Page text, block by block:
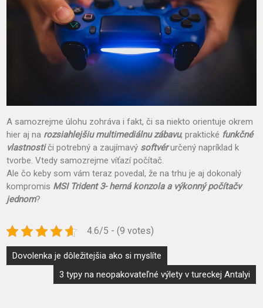
A samozrejme úlohu zohráva i fakt, či sa niekto orientuje okrem
hier aj na rozsiahlejšiu multimediálnu zábavu, praktické funkčné
vlastnostiči potrebný a zaujímavý softvérurčený napríklad k
tvorbe. Vtedy samozrejme víťazí počítač.
Ale čo keby som vám teraz povedal, že na trhu je aj dokonalý
kompromis MSI Trident 3- herná konzola a výkonný počítačv
jednom?
4.6/5 - (9 votes)
Navigace
příspěvek
Dovolenka je dôležitejšia ako si myslíte
3 typy na neopakovateľné výlety v tureckej Antalyi